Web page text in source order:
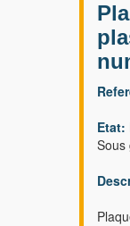
Etat:
Sous